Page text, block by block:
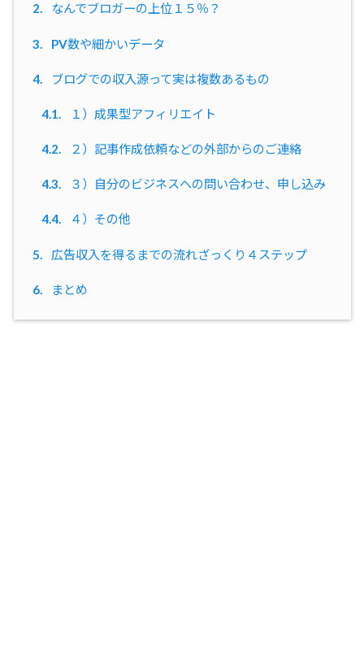
2. なんでブロガーの上位１５％？
3. PV数や細かいデータ
4. ブログでの収入源って実は複数あるもの
4.1. １）成果型アフィリエイト
4.2. ２）記事作成依頼などの外部からのご連絡
4.3. ３）自分のビジネスへの問い合わせ、申し込み
4.4. ４）その他
5. 広告収入を得るまでの流れざっくり４ステップ
6. まとめ